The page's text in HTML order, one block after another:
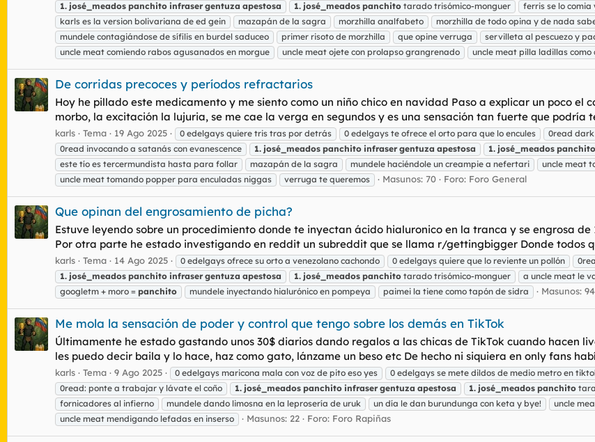
1. josé_meados panchito infraser gentuza apestosa 1. josé_meados panchito tarado trisómico-monguer ferris se lo
karls es la version bolivariana de ed gein
mazapán de la sagra morzhilla analfabeto morzhilla de todo opina y de nada
mundele contagiándose de sífilis en burdel saduceo
primer risoto de morzhilla que opine verruga servilleta al pescuezo y
uncle meat comiendo rabos agusanados en morgue
uncle meat ojete con prolapso grangrenado uncle meat pilla ladillas como
De corridas precoces y períodos refractarios
Hoy he pillado este medicamento y me siento como un niño chico en navidad Paso a explicar un poco el
morbo, la excitación la lujuria, se me cae la verga en segundos y es una sensación tan fuerte que podría
karls Tema 19 Ago 2025 0 edelgays quiere tris tras por detrás 0 edelgays te ofrece el orto para que lo encules
0read
0read invocando a satanás con evanescence
1. josé_meados panchito infraser gentuza apestosa 1. josé_meados panchito
este tío es tercermundista hasta para follar
mazapán de la sagra mundele haciéndole un creampie a nefertari uncle meat
uncle meat tomando popper para enculadas niggas
verruga te queremos Masunos: 70 Foro: Foro General
Que opinan del engrosamiento de picha?
Estuve leyendo sobre un procedimiento donde te inyectan ácido hialuronico en la tranca y se engrosa
Por otra parte he estado investigando en reddit un subreddit que se llama r/gettingbigger Donde todos
karls Tema 14 Ago 2025 0 edelgays ofrece su orto a venezolano cachondo 0 edelgays quiere que lo reviente un pollón
1. josé_meados panchito infraser gentuza apestosa 1. josé_meados panchito tarado trisómico-monguer a uncle meat le
googletm + moro = panchito mundele inyectando hialurónico en pompeya paimei la tiene como tapón de sidra Masunos: 94
Me mola la sensación de poder y control que tengo sobre los demás en TikTok
Últimamente he estado gastando unos 30$ diarios dando regalos a las chicas de TikTok cuando hacen
les puedo decir baila y lo hace, haz como gato, lánzame un beso etc De hecho ni siquiera en only fans
karls Tema 9 Ago 2025 0 edelgays maricona mala con voz de pito eso yes 0 edelgays se mete dildos de medio metro en
0read: ponte a trabajar y lávate el coño
1. josé_meados panchito infraser gentuza apestosa 1. josé_meados panchito
fornicadores al infierno
mundele dando limosna en la leprosería de uruk un día le dan burundunga con keta y bye! uncle
uncle meat mendigando lefadas en inserso
Masunos: 22 Foro: Foro Rapiñas